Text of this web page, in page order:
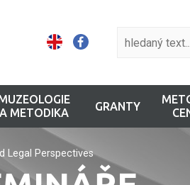
A METODIKA
GRANTY
Legal Perspectives